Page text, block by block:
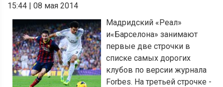
15:44 | 08 мая 2014
Мадридский «Реал»
и«Барселона» занимают
первые две строчки в
списке самых дорогих
клубов по версии журнала
Forbes. На третьей строчке -